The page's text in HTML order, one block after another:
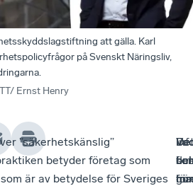
att gälla. Karl
på Svenskt Näringsliv,
Ernst Henry
”säkerhetskänslig”
betyder företag som
är av betydelse för Sveriges
gör
om
hur
De